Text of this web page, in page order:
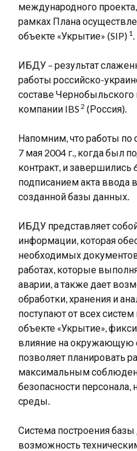
международного
рамках Плана
объекте «Укрытие» (SIP) 1.
ИБДУ – результат
работы российско-
составе Чернобыльского
компании IBS 2 (Россия).
Напомним, что работы
7 мая 2004 г., когда был
контракт, и завершились
подписанием акта ввода
созданной базы данных.
ИБДУ представляет
информации, которая
необходимых
работах, которые
аварии, а также дает
обработки, хранения и
поступают от всех
объекте «Укрытие»,
влияние на окружающую
позволяет планировать
максимальным
безопасности
среды.
Система построения
возможность